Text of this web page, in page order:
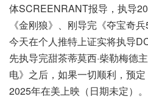
体SCREENRANT报导，执导
《金刚狼》、刚导完《夺宝奇
今天在个人推特上证实将执导
先执导完甜茶蒂莫西·柴勒梅德
电》之后，如果一切顺利，预
2025年在美上映（日期未定）。